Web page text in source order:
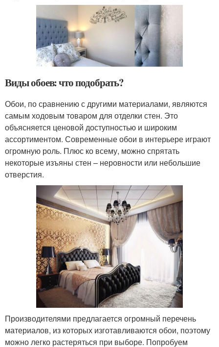
Виды обоев: что подобрать?
Обои, по сравнению с другими материалами, являются
самым ходовым товаром для отделки стен. Это
объясняется ценовой доступностью и широким
ассортиментом. Современные обои в интерьере играют
огромную роль. Плюс ко всему, можно спрятать
некоторые изъяны стен – неровности или небольшие
отверстия.
Производителями предлагается огромный перечень
материалов, из которых изготавливаются обои, поэтому
можно легко растеряться при выборе. Попробуем